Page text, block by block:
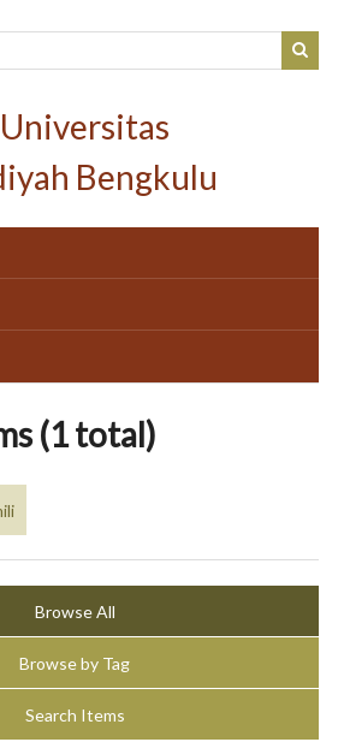
Bengkulu
(1 total)
Browse All
Browse by Tag
Search Items